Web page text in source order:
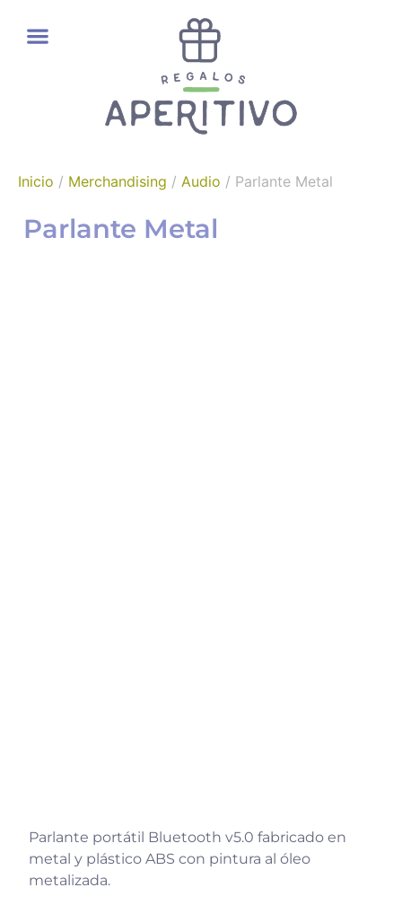
Inicio / Merchandising / Audio / Parlante Metal
Parlante Metal
Parlante portátil Bluetooth v5.0 fabricado en
metal y plástico ABS con pintura al óleo
metalizada.